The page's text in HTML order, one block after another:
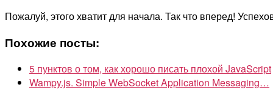
Пожалуй, этого хватит для начала. Так что вперед!
Похожие посты:
5 пунктов о том, как хорошо писать плохой JavaScript
Wampy.js. Simple WebSocket Application Messaging…